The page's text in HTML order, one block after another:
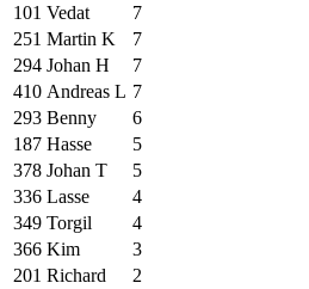
101 Vedat
7
251 Martin K
7
294 Johan H
7
410 Andreas L 7
293 Benny
6
187 Hasse
5
378 Johan T
5
336 Lasse
4
349 Torgil
4
366 Kim
3
201 Richard
2